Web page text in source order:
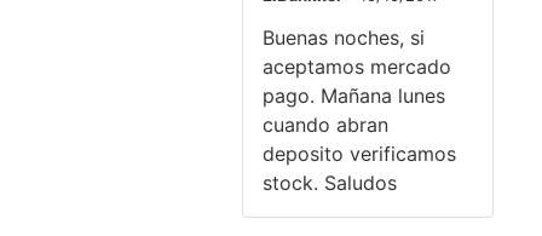
Buenas noches, si
aceptamos mercado
pago. Mañana lunes
cuando abran
deposito verificamos
stock. Saludos